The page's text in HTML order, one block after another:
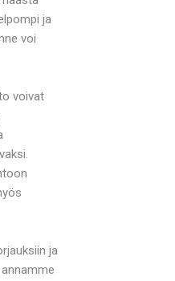
ja
voi
voivat
ja